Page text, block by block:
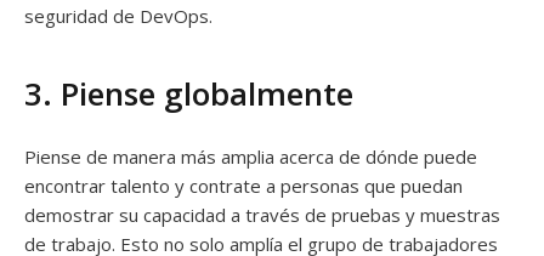
seguridad de DevOps.
3. Piense globalmente
Piense de manera más amplia acerca de dónde puede
encontrar talento y contrate a personas que puedan
demostrar su capacidad a través de pruebas y muestras
de trabajo. Esto no solo amplía el grupo de trabajadores